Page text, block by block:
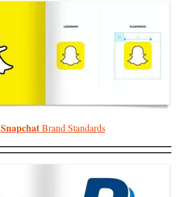
SnapchatBrand Standards